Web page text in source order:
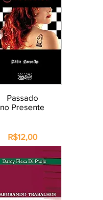
Passado
no Presente
R$12,00